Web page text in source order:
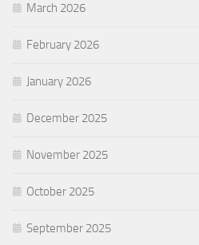
March 2026
February 2026
January 2026
December 2025
November 2025
October 2025
September 2025